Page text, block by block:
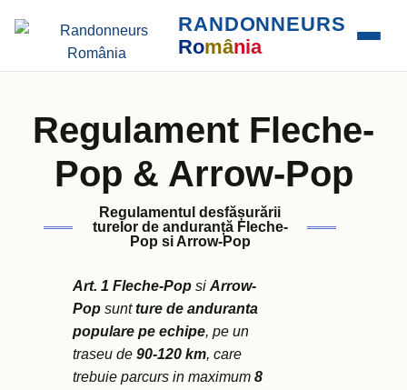
RANDONNEURS
România
Regulament Fleche-
Pop & Arrow-Pop
Regulamentul desfășurării
turelor de anduranță Fleche-
Pop si Arrow-Pop
Art. 1 Fleche-Pop si Arrow-
Pop suntture de anduranta
populare pe echipe, pe un
traseu de 90-120 km, care
trebuie parcurs in maximum 8